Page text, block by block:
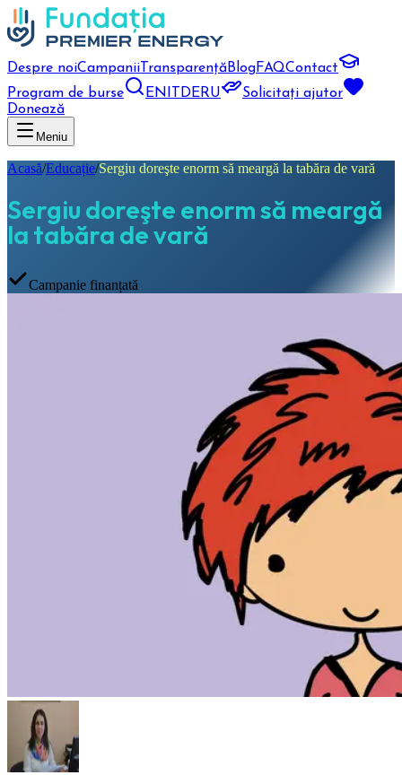
Despre noiCampanii TransparențăBlogFAQContact
Program de burse
EN DERU
Solicitați ajutor
Donează
Meniu
Acasă/Educație/Sergiu doreşte enorm să meargă la tabăra de vară
Sergiu doreşte enorm să meargă
la tabăra de vară
Campanie finanțată